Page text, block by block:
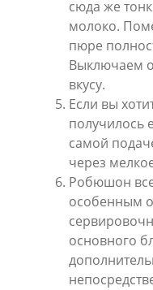
сюда же
молоко.
пюре
Выключаем
вкусу.
Если вы
получилось
самой
через
Робюшон
особенным
основного